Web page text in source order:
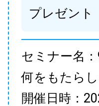
プレゼント
セミナー名
何をもたら
開催日時：